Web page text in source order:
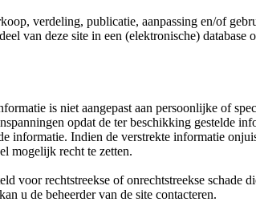
verdeling, publicatie, aanpassing en/of
van deze site in een (elektronische)
is niet aangepast aan persoonlijke of
opdat de ter beschikking gestelde
informatie. Indien de verstrekte informatie
mogelijk recht te zetten.
voor rechtstreekse of onrechtstreekse
u de beheerder van de site contacteren.